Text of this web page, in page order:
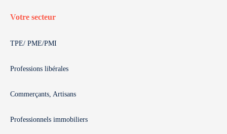
Votre secteur
TPE/ PME/PMI
Professions libérales
Commerçants, Artisans
Professionnels immobiliers